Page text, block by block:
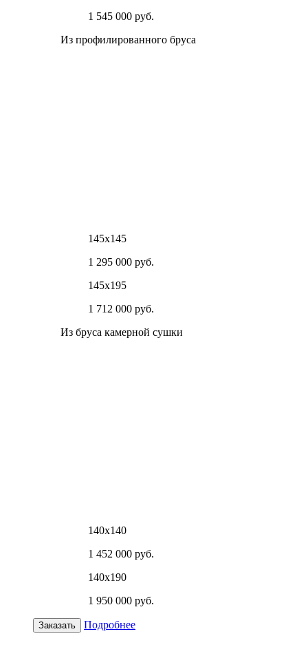
1 545 000 руб.
Из профилированного бруса
145х145
1 295 000 руб.
145х195
1 712 000 руб.
Из бруса камерной сушки
140х140
1 452 000 руб.
140х190
1 950 000 руб.
Заказать Подробнее